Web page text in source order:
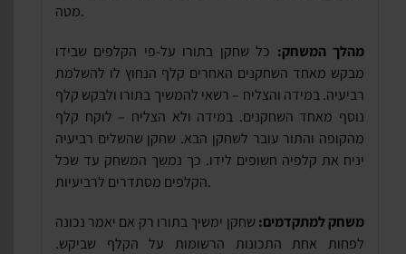
מטה.
מהלך המשחק: כל שחקן בתורו על-פי הקלפים שבידו
מבקש מאחד השחקנים האחרים קלף הנחוץ לו להשלמת
רביעיה. במידה והצליח – רשאי להמשיך בתורו ולבקש קלף
נוסף מאחד השחקנים. במידה ולא הצליח – לוקח קלף
מהקופה והתור עובר לשחקן הבא. שחקן שהשלים רביעיה
יניח את קלפיה חשופים לידו. כך נמשך המשחק עד שכל
הקלפים מסתדרים לרביעיות.
משחק למתקדמים: שחקן ימשיך בתורו רק אם יאמר נכונה
לפחות אחת התכונות הרשומות על הקלף שביקש.